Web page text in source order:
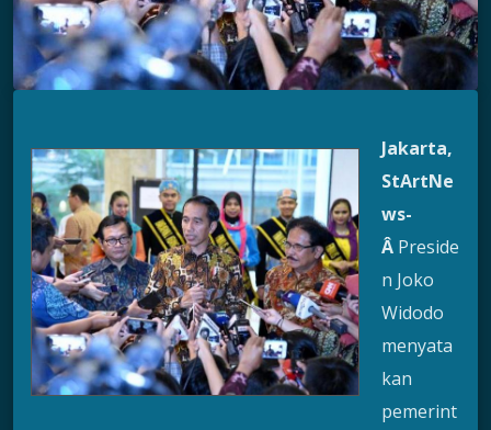
Jakarta,
StArtNe
ws-
Â Preside
n Joko
Widodo
menyata
kan
pemerint